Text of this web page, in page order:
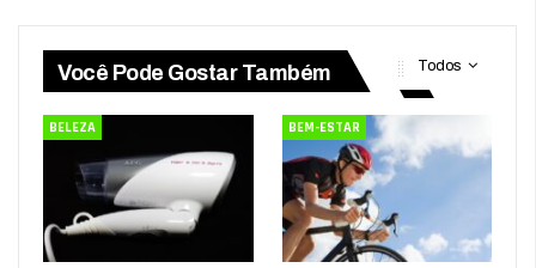
Todos
Você Pode Gostar Também
BELEZA BEM-ESTAR